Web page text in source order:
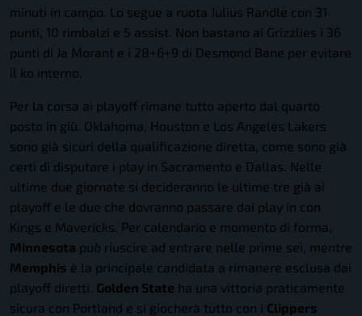
minuti in campo. Lo segue a ruota Julius Randle con 31
punti, 10 rimbalzi e 5 assist. Non bastano ai Grizzlies i 36
punti di Ja Morant e i 28+6+9 di Desmond Bane per evitare
il ko interno.
Per la corsa ai playoff rimane tutto aperto dal quarto
posto in giù. Oklahoma, Houston e Los Angeles Lakers
sono già sicuri della qualificazione diretta, come sono già
certi di disputare i play in Sacramento e Dallas. Nelle
ultime due giornate si decideranno le ultime tre già ai
playoff e le due che dovranno passare dai play in con
Kings e Mavericks. Per calendario e momento di forma,
Minnesota può riuscire ad entrare nelle prime sei, mentre
Memphis è la principale candidata a rimanere esclusa dai
playoff diretti. Golden State ha una vittoria praticamente
sicura con Portland e si giocherà tutto con i Clippers